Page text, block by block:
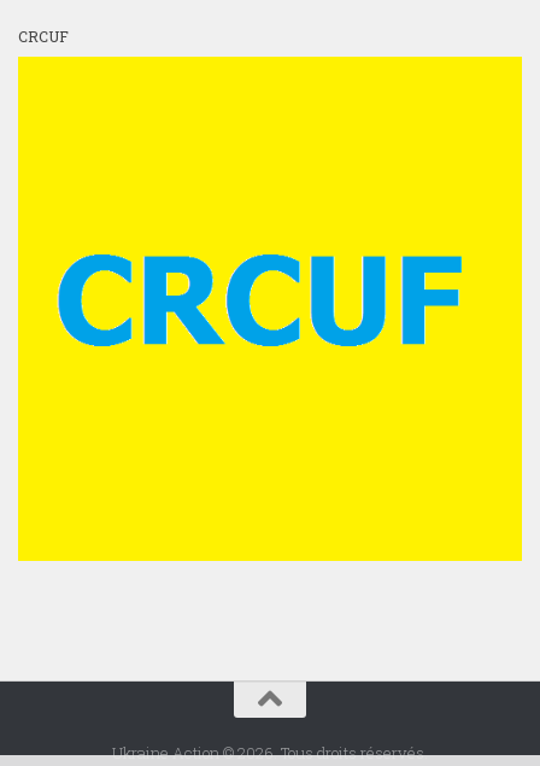
CRCUF
Ukraine Action © 2026. Tous droits réservés.